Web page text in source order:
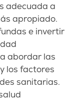
adecuada a
apropiado.
e invertir
abordar las
los factores
sanitarias.